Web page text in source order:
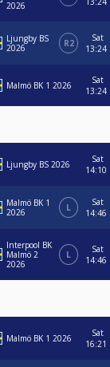
2026
Ljungby BS
2026
R2
Sat
13:24
Malmö BK 1 2026
Sat
13:24
Ljungby BS 2026
Sat
14:10
Malmö BK 1
2026
L
Sat
14:46
Interpool BK
Malmö 2
2026
L
Sat
14:46
Malmö BK 1 2026
Sat
16:21